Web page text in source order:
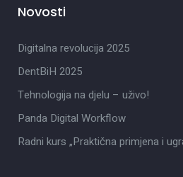
Novosti
Digitalna revolucija 2025
DentBiH 2025
Tehnologija na djelu – uživo!
Panda Digital Workflow
Radni kurs „Praktična primjena i